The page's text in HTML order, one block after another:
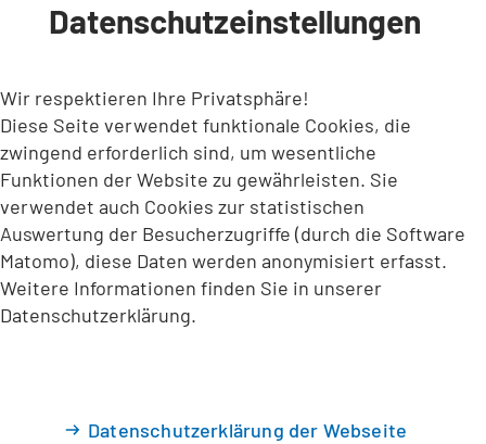
INHALT ANSPRINGEN
Datenschutzeinstellungen
Wir respektieren Ihre Privatsphäre!
Diese Seite verwendet funktionale Cookies, die
zwingend erforderlich sind, um wesentliche
Funktionen der Website zu gewährleisten. Sie
verwendet auch Cookies zur statistischen
Auswertung der Besucherzugriffe (durch die Software
Matomo), diese Daten werden anonymisiert erfasst.
Weitere Informationen finden Sie in unserer
Datenschutzerklärung.
Datenschutzerklärung der Webseite